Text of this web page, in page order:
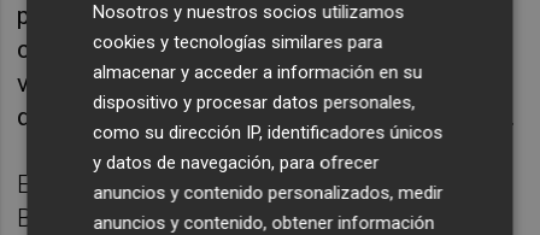
problemas del equipo de Carballeira llegaron
como local, ya que sólo pudo lograr dos
victorias en su pista, una de ellas en Altea,
donde jugó exiliado al estar ocupado el Palau.
El inicio de la segunda vuelta permitió al TM
Benidorm sentenciar la permanencia, más
Nosotros y nuestros socios utilizamos
cookies y tecnologías similares para
almacenar y acceder a información en su
dispositivo y procesar datos personales,
como su dirección IP, identificadores únicos
y datos de navegación, para ofrecer
anuncios y contenido personalizados, medir
anuncios y contenido, obtener información